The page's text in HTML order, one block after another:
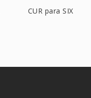
CUR para SIX